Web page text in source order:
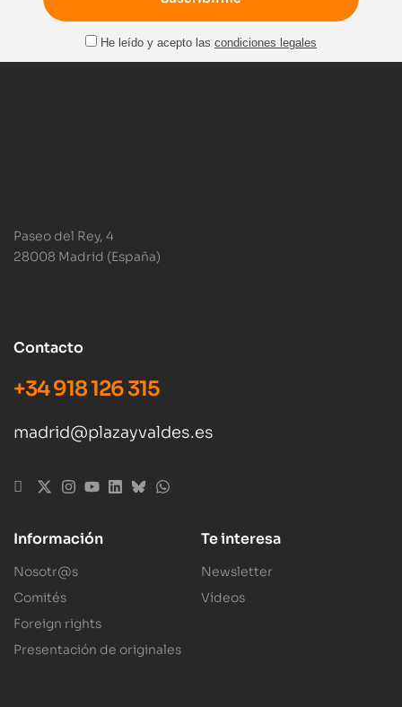
He leído y acepto las condiciones legales
Paseo del Rey, 4
28008 Madrid (España)
Contacto
+34 918 126 315
madrid@plazayvaldes.es
Información
Nosotr@s
Comités
Foreign rights
Presentación de originales
Te interesa
Newsletter
Vídeos